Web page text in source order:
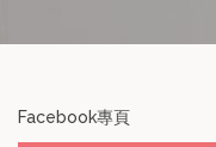
Facebook專頁